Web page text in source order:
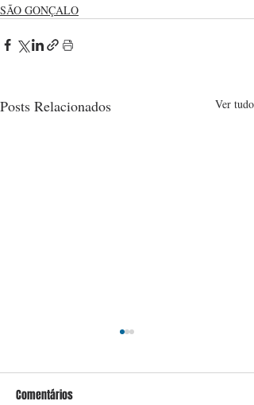
SÃO GONÇALO
Posts Relacionados Ver tudo
Comentários